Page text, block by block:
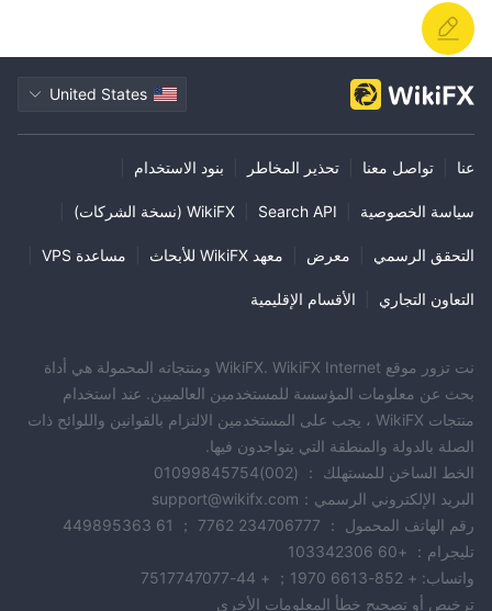
United States
عنا تواصل معنا تحذير المخاطر بنود الاستخدام
سياسة الخصوصية Search API WikiFX (نسخة الشركات)
التحقق الرسمي معرض معهد WikiFX للأبحاث مساعدة VPS
التعاون التجاري الأقسام الإقليمية
نت تزور موقع WikiFX. WikiFX Internet ومنتجاته المحمولة هي أداة
بحث عن معلومات المؤسسة للمستخدمين العالميين. عند استخدام
منتجات WikiFX ، يجب على المستخدمين الالتزام بالقوانين واللوائح ذات
الصلة بالدولة والمنطقة التي يتواجدون فيها.
الخط الساخن للمستهلك ： (002)01099845754
البريد الإلكتروني الرسمي：support@wikifx.com
رقم الهاتف المحمول ： 234706777 7762 ； 61 449895363
تليجرام： +60 103342306
واتساب: + 852-6613 1970； + 44-7517747077
ترخيص أو تصحيح خطأ المعلومات الأخرى